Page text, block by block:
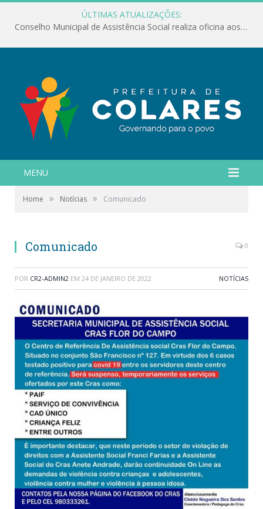
ÚLTIMAS ATUALIZAÇÕES:
Conselho Municipal de Assistência Social realiza oficina aos servidores
MENU
Home » Notícias » Comunicado
Comunicado 0
POR CR2-ADMIN2 EM 24 DE JANEIRO DE 2022 NOTÍCIAS